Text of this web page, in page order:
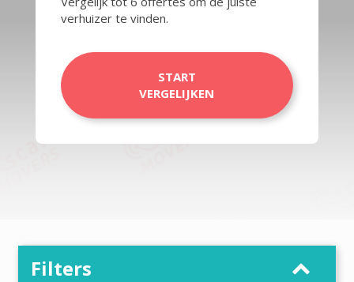
verhuizer te vinden.
START
VERGELIJKEN
Filters